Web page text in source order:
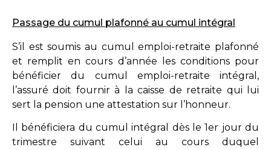
Passage du cumul plafonné au cumul intégral
S’il est soumis au cumul emploi-retraite plafonné
et remplit en cours d’année les conditions pour
bénéficier du cumul emploi-retraite intégral,
l’assuré doit fournir à la caisse de retraite qui lui
sert la pension une attestation sur l’honneur.
Il bénéficiera du cumul intégral dès le 1er jour du
trimestre suivant celui au cours duquel